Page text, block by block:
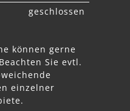
geschlossen
können gerne
Sie evtl.
einzelner